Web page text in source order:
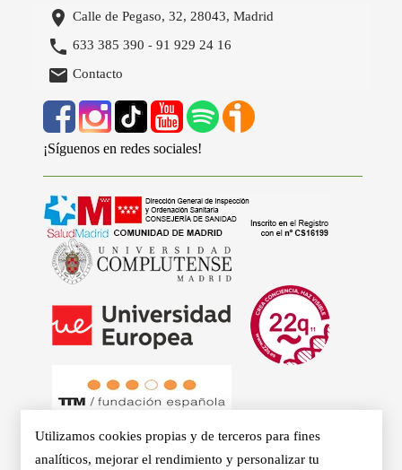
 Calle de Pegaso, 32, 28043, Madrid
 633 385 390 -91 929 24 16
 Contacto
¡Síguenos en redes sociales!
Utilizamos cookies propias y de terceros para fines
analíticos, mejorar el rendimiento y personalizar tu